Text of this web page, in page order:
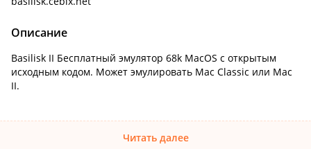
Описание
Basilisk II Бесплатный эмулятор 68k MacOS с открытым
исходным кодом. Может эмулировать Mac Classic или Mac
II.
Читать далее